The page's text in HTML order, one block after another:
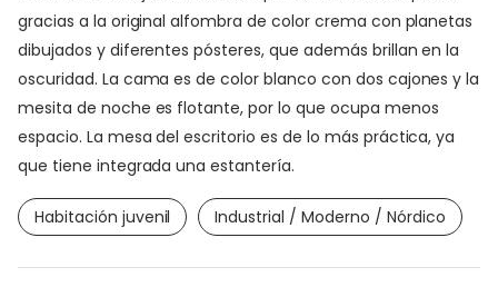
gracias a la original alfombra de color crema con planetas
dibujados y diferentes pósteres, que además brillan en la
oscuridad. La cama es de color blanco con dos cajones y la
mesita de noche es flotante, por lo que ocupa menos
espacio. La mesa del escritorio es de lo más práctica, ya
que tiene integrada una estantería.
Habitación juvenil Industrial / Moderno / Nórdico